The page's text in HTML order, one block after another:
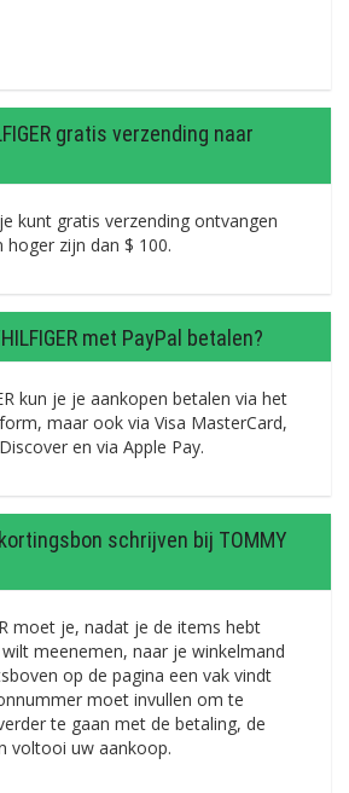
gratis verzending naar
kunt gratis verzending ontvangen
hoger zijn dan $ 100.
met PayPal betalen?
kun je je aankopen betalen via het
maar ook via Visa MasterCard,
en via Apple Pay.
schrijven bij TOMMY
moet je, nadat je de items hebt
meenemen, naar je winkelmand
op de pagina een vak vindt
moet invullen om te
te gaan met de betaling, de
voltooi uw aankoop.